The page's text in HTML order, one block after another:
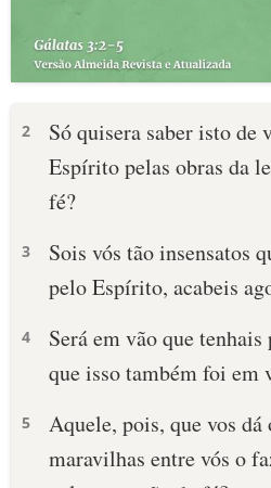
2
Só quisera saber isto de
Espírito pelas obras da
fé?
3
Sois vós tão insensatos
pelo Espírito, acabeis
4
Será em vão que
que isso também foi em
5
Aquele, pois, que vos
maravilhas entre vós o